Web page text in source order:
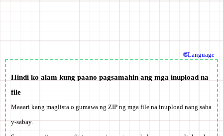
Hindi ko alam kung paano pagsamahin ang mga inupload na
file
Maaari kang maglista o gumawa ng ZIP ng mga file na inupload nang saba
y-sabay.
🌐Language